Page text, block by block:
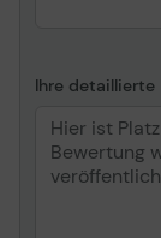
Ihre detaillierte